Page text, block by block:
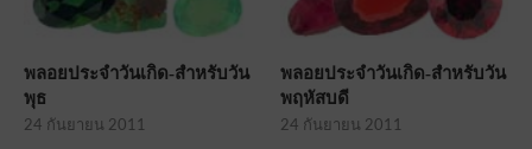
พลอยประจำวันเกิด-สำหรับวัน
พุธ
24 กันยายน 2011
พลอยประจำวันเกิด-สำหรับวัน
พฤหัสบดี
24 กันยายน 2011